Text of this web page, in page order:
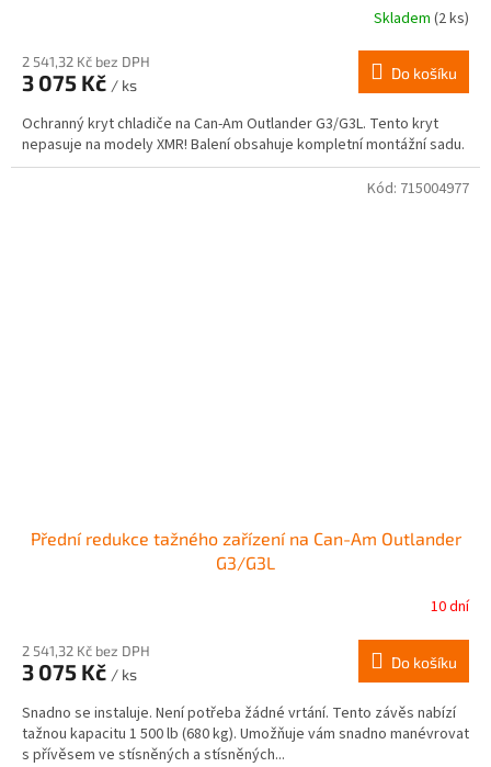
Skladem (2 ks)
2 541,32 Kč bez DPH
3 075 Kč / ks
Do košíku
Ochranný kryt chladiče na Can-Am Outlander G3/G3L. Tento kryt
nepasuje na modely XMR! Balení obsahuje kompletní montážní sadu.
Přední redukce tažného zařízení na Can-Am Outlander
G3/G3L
10 dní
2 541,32 Kč bez DPH
3 075 Kč / ks
Do košíku
Snadno se instaluje. Není potřeba žádné vrtání. Tento závěs nabízí
tažnou kapacitu 1 500 lb (680 kg). Umožňuje vám snadno manévrovat
s přívěsem ve stísněných a stísněných...
Kód: 715004977